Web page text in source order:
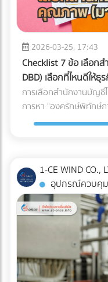
2026-03-25, 17:43
Checklist 7 ข้อ เลือ
DBD) เลือกที่ไหนดีให้ธุ
การเลือกสำนักงานบัญชี
การหา "องครักษ์พิทักษ์
ต้องปิดตัวลงหรือเสียกำ
คุ้มค่าและปลอดภัยที่สุด
1-CE WIND CO.,
อุปกรณ์ควบคุ